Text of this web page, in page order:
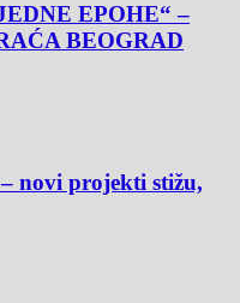
EPOHE“ –
BEOGRAD
novi projekti stižu,